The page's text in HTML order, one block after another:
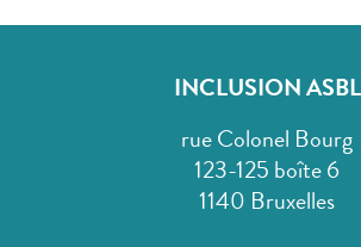
INCLUSION ASBL
rue Colonel Bourg
123-125 boîte 6
1140 Bruxelles